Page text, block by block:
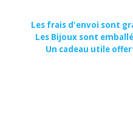
Les frais d'envoi sont
Les Bijoux sont
Un cadeau utile